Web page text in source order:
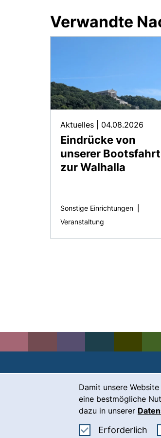
Damit unsere
eine bestmögliche
dazu in unserer
Erforderlich
Verwandte
Eindrücke von
unserer Bootsfahrt
zur Walhalla
Aktuelles 04.08.2026
Sonstige Einrichtungen
Veranstaltung